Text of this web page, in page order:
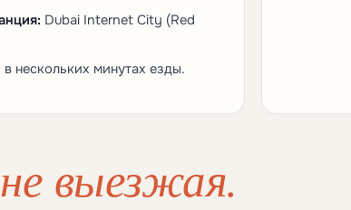
Dubai Internet City (Red
нескольких минутах езды.
не выезжая.